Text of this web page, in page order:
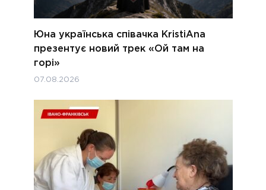
Юна українська співачка KristiAna
презентує новий трек «Ой там на
горі»
07.08.2026